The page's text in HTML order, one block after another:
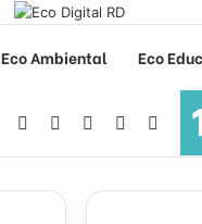
Eco Ambiental Eco
Facebook YouTubeInstagram
Acceso